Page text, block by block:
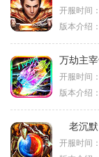
开服时间：
版本介绍：
万劫主
开服时间：
版本介绍：
老沉
开服时间：